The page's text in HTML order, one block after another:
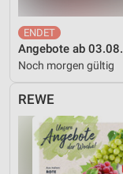
Angebote ab 03.08.
Noch morgen gültig
REWE